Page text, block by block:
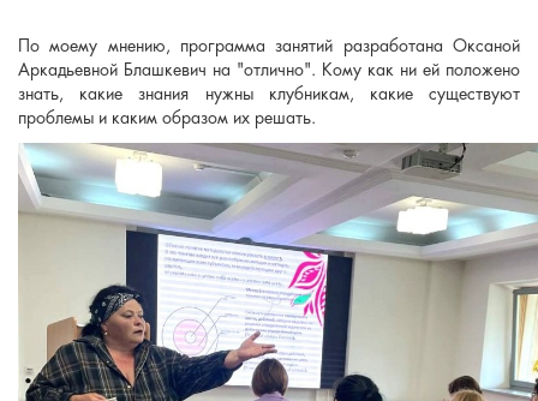
По моему мнению, программа занятий разработана Оксаной
Аркадьевной Блашкевич на "отлично". Кому как ни ей положено
знать, какие знания нужны клубникам, какие существуют
проблемы и каким образом их решать.